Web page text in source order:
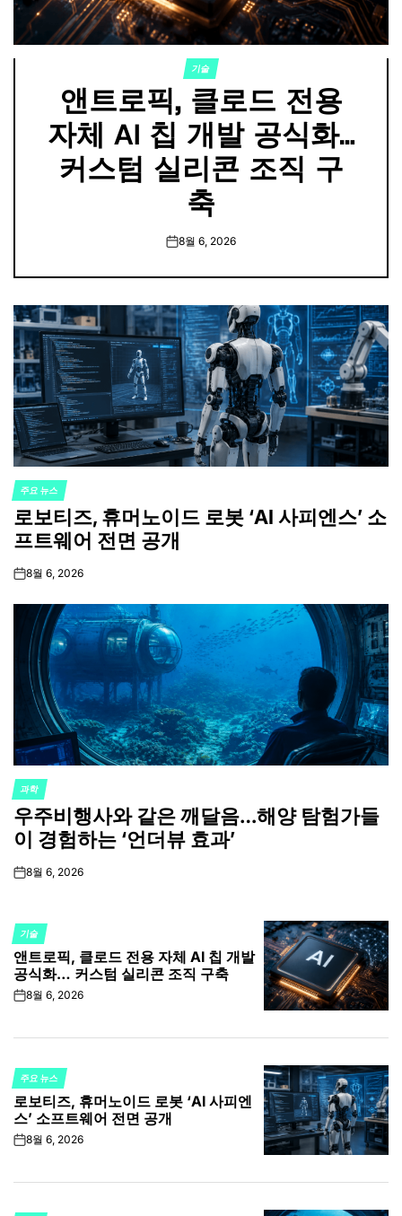
POSTED
IN
기술
앤트로픽, 클로드 전용
자체 AI 칩 개발 공식화…
커스텀 실리콘 조직 구
축
on8월 6, 2026
POSTED
IN
주요 뉴스
로보티즈, 휴머노이드 로봇 ‘AI 사피엔스’ 소
프트웨어 전면 공개
on8월 6, 2026
POSTED
IN
과학
우주비행사와 같은 깨달음…해양 탐험가들
이 경험하는 ‘언더뷰 효과’
on8월 6, 2026
POSTED
IN
기술
앤트로픽, 클로드 전용 자체 AI 칩 개발
공식화… 커스텀 실리콘 조직 구축
on8월 6, 2026
POSTED
IN
주요 뉴스
로보티즈, 휴머노이드 로봇 ‘AI 사피엔
스’ 소프트웨어 전면 공개
on8월 6, 2026